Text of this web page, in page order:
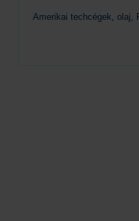
Amerikai techcégek, olaj,